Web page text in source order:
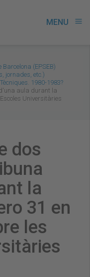
MENU menu
(EPSEB)
jornades, etc.)
1980-1983?
aula durant la
Universitàries
dos
la
31 en
les